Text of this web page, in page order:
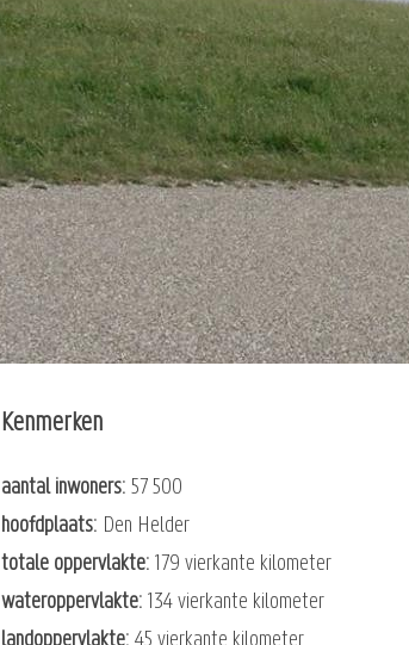
Kenmerken
aantal inwoners 57 500
hoofdplaats Den Helder
totale oppervlakte 179 vierkante kilometer
wateroppervlakte 134 vierkante kilometer